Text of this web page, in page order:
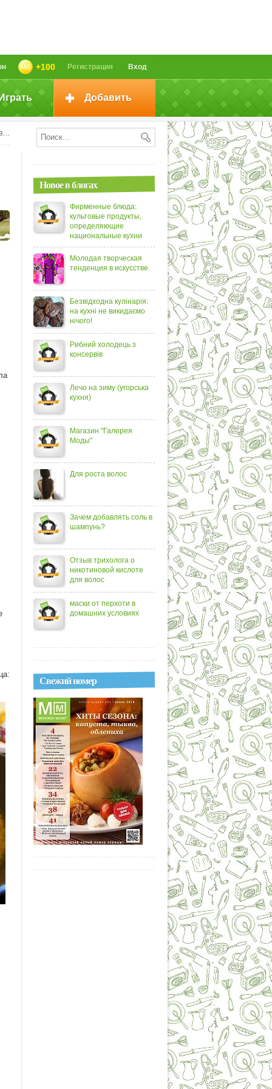
Вход
Регистрация
+100
Добавить
Новое в блогах
Фирменные блюда:
культовые продукты,
определяющие
национальные кухни
Молодая творческая
тенденция в искусстве.
Безвідходна кулінарія:
на кухні не викидаємо
нічого!
Рибний холодець з
консервів
Лечо на зиму (угорська
кухня)
Магазин "Галерея
Моды"
Для роста волос
Зачем добавлять соль в
шампунь?
Отзыв трихолога о
никотиновой кислоте
для волос
маски от перхоти в
домашних условиях
Свежий номер